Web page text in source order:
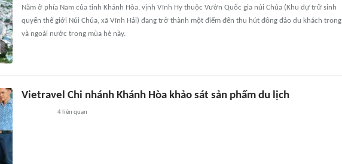
Nằm ở phía Nam của tỉnh Khánh Hòa, vịnh Vĩnh Hy thuộc Vườn Quốc gia núi Chúa (Khu dự trữ sinh
quyển thế giới Núi Chúa, xã Vĩnh Hải) đang trở thành một điểm đến thu hút đông đảo du khách trong
và ngoài nước trong mùa hè này.
Vietravel Chi nhánh Khánh Hòa khảo sát sản phẩm du lịch
4 liên quan